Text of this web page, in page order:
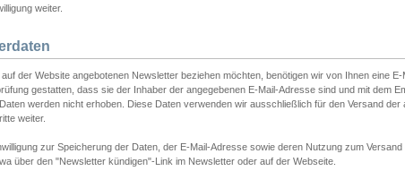
weiter.
der Website angebotenen Newsletter beziehen möchten, benötigen wir von Ihnen eine
gestatten, dass sie der Inhaber der angegebenen E-Mail-Adresse sind und mit dem
werden nicht erhoben. Diese Daten verwenden wir ausschließlich für den Versand
weiter.
zur Speicherung der Daten, der E-Mail-Adresse sowie deren Nutzung zum
über den "Newsletter kündigen"-Link im Newsletter oder auf der Webseite.